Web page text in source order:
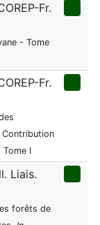
Fr.
- Tome
Fr.
Contribution
I
Liais.
forêts de